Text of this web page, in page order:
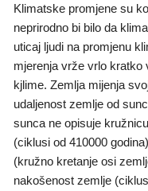
Klimatske promjene su
neprirodno bi bilo da
uticaj ljudi na promjenu
mjerenja vrže vrlo kratko
kjlime. Zemlja mijenja
udaljenost zemlje od
sunca ne opisuje
(ciklusi od 410000
(kružno kretanje osi
nakošenost zemlje